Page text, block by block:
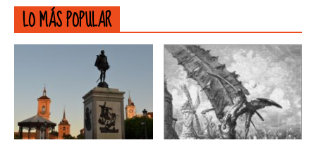
LO MÁS POPULAR